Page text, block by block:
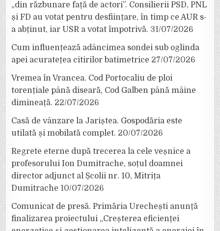
„din răzbunare față de actori”. Consilierii PSD, PNL
și FD au votat pentru desființare, în timp ce AUR s-
a abținut, iar USR a votat împotrivă. 31/07/2026
Cum influențează adâncimea sondei sub oglinda
apei acuratețea citirilor batimetrice 27/07/2026
Vremea în Vrancea. Cod Portocaliu de ploi
torențiale până diseară, Cod Galben până mâine
dimineață. 22/07/2026
Casă de vânzare la Jariștea. Gospodăria este
utilată și mobilată complet. 20/07/2026
Regrete eterne după trecerea la cele veșnice a
profesorului Ion Dumitrache, soțul doamnei
director adjunct al Școlii nr. 10, Mitrița
Dumitrache 10/07/2026
Comunicat de presă. Primăria Urechești anunță
finalizarea proiectului „Creșterea eficienței